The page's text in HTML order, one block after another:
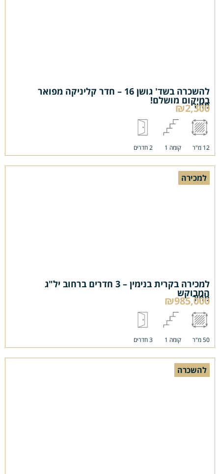
להשכרה בשד' גושן 16 – חדר קליניקה מפואר
במיקום מושלם!
מחיר
₪2,300
12 מ"ר קומה 1 2 חדרים
למכירה
למכירה בקרית בנימין – 3 חדרים ברחוב יל"ג
המבוקש
מחיר
₪985,000
50 מ"ר קומה 1 3 חדרים
להשכרה